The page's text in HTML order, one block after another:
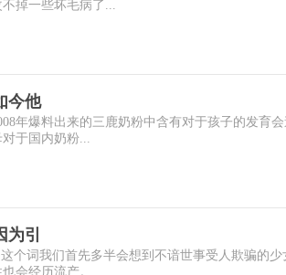
掉一些坏毛病了...
今他
年爆料出来的三鹿奶粉中含有对于孩子的发育
于国内奶粉...
引
个词我们首先多半会想到不谙世事受人欺骗的少
会经历流产。...